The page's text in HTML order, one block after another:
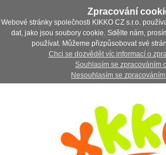
Zpracování
Webové stránky společnosti KIKKO CZ s.r.o.
dat, jako jsou soubory cookie. Sdělte nám,
používat. Můžeme přizpůsobovat své
Chci se dozvědět víc informací o
Souhlasím se zpracováním
Nesouhlasím se